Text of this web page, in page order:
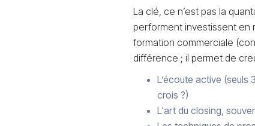
La clé, ce n’est pas la
performent investissent en
formation commerciale
différence ; il permet de
L’écoute active (seuls
crois ?)
L'art du closing,